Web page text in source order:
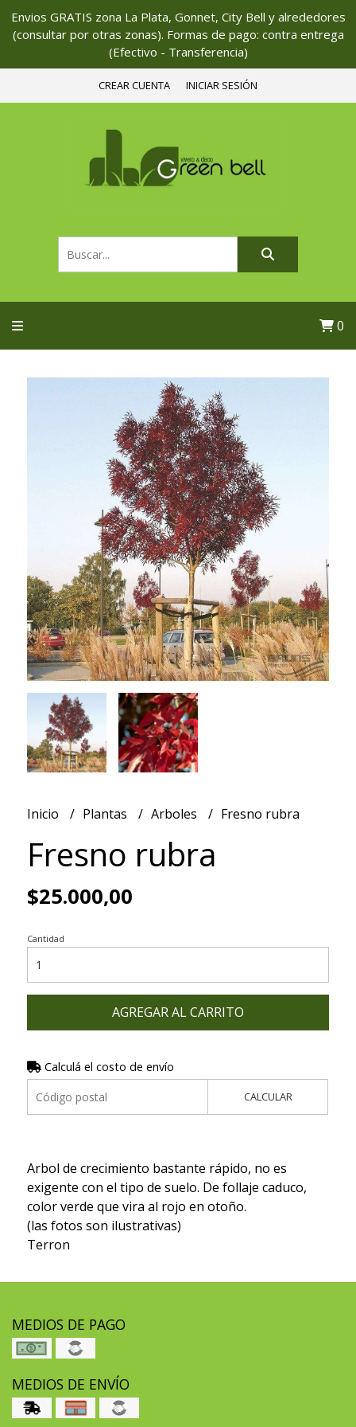
Envios GRATIS zona La Plata, Gonnet, City Bell y alrededores
(consultar por otras zonas). Formas de pago: contra entrega
(Efectivo - Transferencia)
CREAR CUENTA INICIAR SESIÓN
0
Inicio Plantas Arboles Fresno rubra
Fresno rubra
$25.000,00
Cantidad
AGREGAR AL CARRITO
Calculá el costo de envío
CALCULAR
Arbol de crecimiento bastante rápido, no es
exigente con el tipo de suelo. De follaje caduco,
color verde que vira al rojo en otoño.
(las fotos son ilustrativas)
Terron
MEDIOS DE PAGO
MEDIOS DE ENVÍO